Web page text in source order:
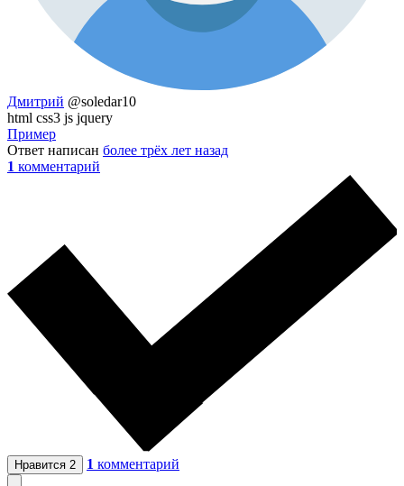
Дмитрий @soledar10
html css3 js jquery
Пример
Ответ написан более трёх лет назад
1 комментарий
Нравится 2 1 комментарий